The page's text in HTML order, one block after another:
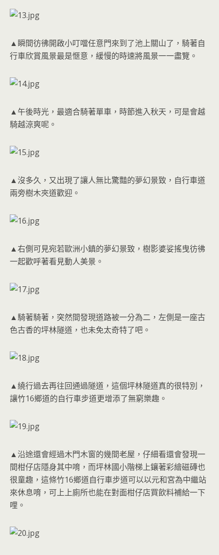
▲瞬間彷彿開啟小叮噹任意門來到了池上關山了，騎著自
行車欣賞風景最是愜意，緩慢的時速將風景一一盡覽。
▲午後時光，最適合騎著單車，時節進入秋天，可是會越
騎越涼爽呢。
▲沒多久，又出現了讓人無比驚豔的夢幻景致，自行車道
兩旁樹木夾道歡迎。
▲右側可見宛若歐洲小鎮的夢幻景致，樹影婆娑搖曳彷彿
一起歡呼著看見動人美景。
▲騎著騎著，突然間發現道路被一分為二，左側是一座古
色古香的坪林隧道，也未免太奇特了吧。
▲繞行過去再往回通過隧道，這個坪林隧道真的很特別，
讓竹16鄉道的自行車步道更增添了無窮樂趣。
▲沿途還會經過木門木窗的幾間老屋，仔細看還會發現一
間柑仔店隱身其中唷，而坪林國小階梯上鑲著彩繪磁磚也
很童趣，這條竹16鄉道自行車步道可以以元和宮為中繼站
來休息唷，可上上廁所也能在對面柑仔店買飲料補給一下
哩。